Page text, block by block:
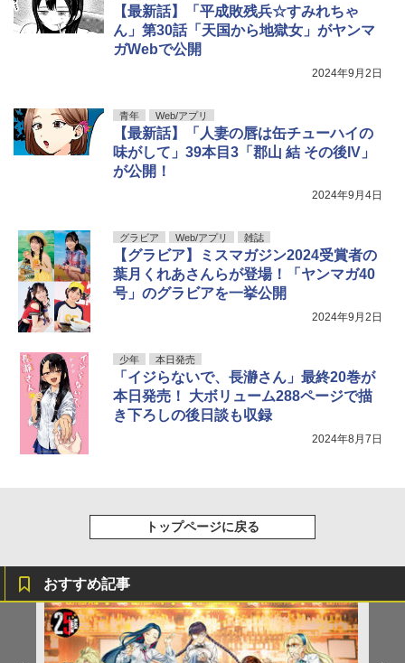
【最新話】「平成敗残兵☆すみれちゃ
ん」第30話「天国から地獄女」がヤンマ
ガWebで公開
2024年9月2日
青年 Web/アプリ
【最新話】「人妻の唇は缶チューハイの
味がして」39本目3「郡山 結 その後IV」
が公開！
2024年9月4日
グラビア Web/アプリ 雑誌
【グラビア】ミスマガジン2024受賞者の
葉月くれあさんらが登場！「ヤンマガ40
号」のグラビアを一挙公開
2024年9月2日
少年 本日発売
「イジらないで、長瀞さん」最終20巻が
本日発売！ 大ボリューム288ページで描
き下ろしの後日談も収録
2024年8月7日
トップページに戻る
おすすめ記事